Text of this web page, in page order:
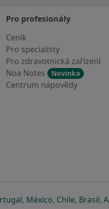
Pro profesionály
Ceník
Pro specialisty
Pro zdravotnická zařízení
Noa Notes
Novinka
Centrum nápovědy
záložce
v nové záložce
se otevře v nové
, Méxicose otevře v
, Chilese
, Brasil,